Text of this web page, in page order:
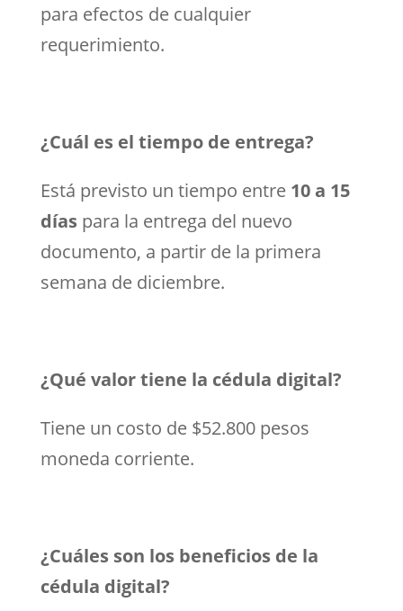
para efectos de cualquier
requerimiento.
¿Cuál es el tiempo de entrega?
Está previsto un tiempo entre 10 a 15
díaspara la entrega del nuevo
documento, a partir de la primera
semana de diciembre.
¿Qué valor tiene la cédula digital?
Tiene un costo de $52.800 pesos
moneda corriente.
¿Cuáles son los beneficios de la
cédula digital?